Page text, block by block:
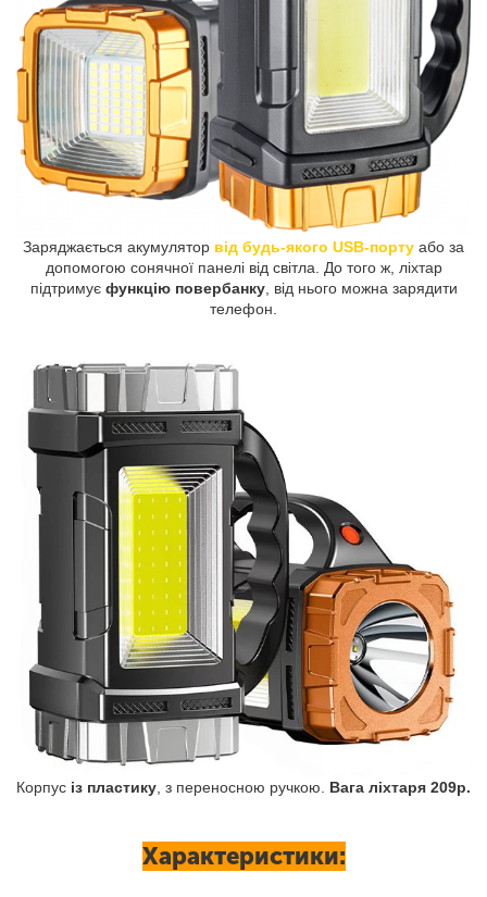
Заряджається акумулятор від будь-якого USB-порту або за
допомогою сонячної панелі від світла. До того ж, ліхтар
підтримує функцію повербанку, від нього можна зарядити
телефон.
Корпус із пластику , з переносною ручкою. Вага ліхтаря 209р.
Характеристики: